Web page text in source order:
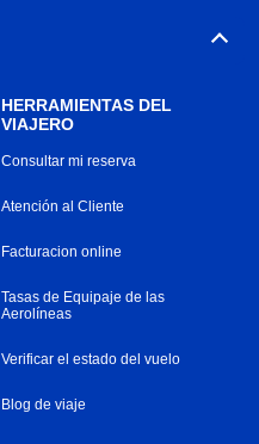
HERRAMIENTAS DEL
VIAJERO
Consultar mi reserva
Atención al Cliente
Facturacion online
Tasas de Equipaje de las
Aerolíneas
Verificar el estado del vuelo
Blog de viaje